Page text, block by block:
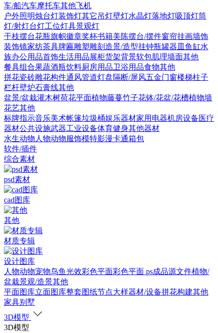
车/船汽车摩托车其他飞机
户外照明烛台灯装饰灯其它 吊灯壁灯水晶灯落地灯吸顶灯筒
灯/射灯台灯工位灯具景观灯
干枝摆台花瓶旗帜徽章奖杯书籍美陈摆台/摆件窗帘挂画墙饰
装饰镜家纺茶具牌匾雕塑雕刻 造景/造型挂钟瓶罐器皿 鱼缸水
族办公用品首饰生活用品展柜货架背景软包肌理墙面其他
餐具组合果蔬酒瓶饮料厨房用品卫浴用品食物其他
拼花瓷砖雕花构件通风管道灯盘隔断/屏风五金门窗楼梯柱子
栏杆壁炉石膏线其他
盆景/盆栽灌木树荷花平面植物藤蔓竹子花钵/花盆/花槽植物墙
花艺其他
标牌指示音乐美术帐篷垃圾桶娱乐器材家用电器机房设备医疗
器材公共设施武器工业设备体育健身其他器材
水生动物 人物动物服饰模特影漫卡通箱包
软件/插件
综合素材
psd素材
cad图库
其他
材质专辑
设计图库
人物动物宠物鸟鱼光效彩色平面彩色平面 ps成品源文件植物/
盆栽景观/造景其他
平面图库立面图库整套图纸节点大样器材/设备拼花构建其他
家具别墅
3D模型
3D模型